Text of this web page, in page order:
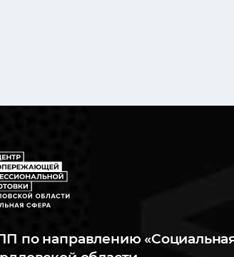
по направлению